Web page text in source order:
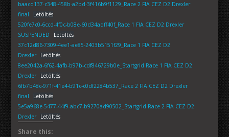
baacd137-c348-458b-a2bd-3f416b9f1129_Race 2 FIA CEZ D2 Drexler
final
Letöltés
520fe7c0-6ccd-4f0c-b08e-60d34adff40f_Race 1 FIA CEZ D2 Drexler
SUSPENDED
Letöltés
37c12d86-7309-4ee1-ae85-2403b5151f29_Race 1 FIA CEZ D2
Drexler
Letöltés
8ee2042a-6f62-4afb-b97b-cdf846729b0e_Startgrid Race 1 FIA CEZ D2
Drexler
Letöltés
6fb7b48c-971f-41e4-b91c-c0df2284b537_Race 2 FIA CEZ D2 Drexler
final
Letöltés
5e5a968e-5477-44f9-abc7-b9270ad90502_Startgrid Race 2 FIA CEZ D2
Drexler
Letöltés
Share this: